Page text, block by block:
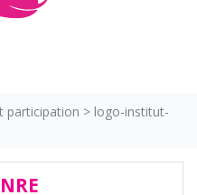
participation > logo-institut-